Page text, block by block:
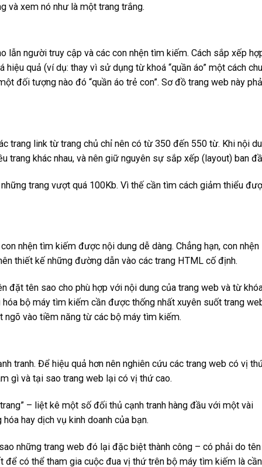
và xem nó như là một trang trắng.
lẫn người truy cập và các con nhện tìm kiếm. Cách sắp xếp
quả (ví dụ: thay vì sử dụng từ khoá “quần áo” một cách
đối tượng nào đó “quần áo trẻ con”. Sơ đồ trang web này
trang link từ trang chủ chỉ nên có từ 350 đến 550 từ. Khi nội
trang khác nhau, và nên giữ nguyên sự sắp xếp (layout) ban
trang vượt quá 100Kb. Vì thế cần tìm cách giảm thiểu
nhện tìm kiếm được nội dung dễ dàng. Chẳng hạn, con nhện
thiết kế những đường dẫn vào các trang HTML cố định.
đặt tên sao cho phù hợp với nội dung của trang web và từ
bộ máy tìm kiếm cần được thống nhất xuyên suốt trang
vào tiềm năng từ các bộ máy tìm kiếm.
tranh. Để hiệu quả hơn nên nghiên cứu các trang web có vị
gì và tại sao trang web lại có vị thứ cao.
– liệt kê một số đối thủ cạnh tranh hàng đầu với một vài
hay dịch vụ kinh doanh của bạn.
những trang web đó lại đặc biệt thành công – có phải do tên
để có thể tham gia cuộc đua vị thứ trên bộ máy tìm kiếm là cần